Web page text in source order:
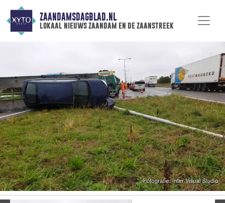
ZAANDAMSDAGBLAD.NL
lokaal nieuws zaandam en de zaanstreek